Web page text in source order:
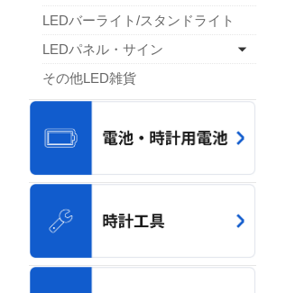
LEDバーライト/スタンドライト
LEDパネル・サイン
その他LED雑貨